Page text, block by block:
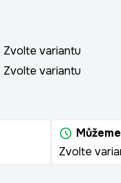
Zvolte variantu
Zvolte variantu
Zvolte